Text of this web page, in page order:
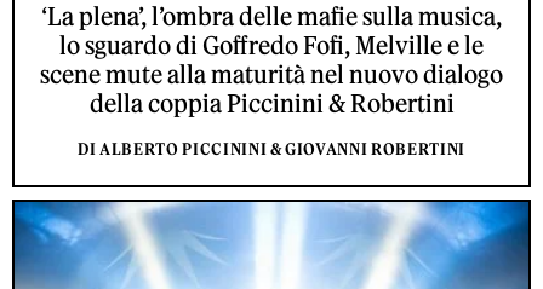
‘La plena’, l’ombra delle mafie sulla musica,
lo sguardo di Goffredo Fofi, Melville e le
scene mute alla maturità nel nuovo dialogo
della coppia Piccinini & Robertini
DI ALBERTO PICCININI & GIOVANNI ROBERTINI